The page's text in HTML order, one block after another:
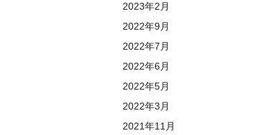
2023年2月
2022年9月
2022年7月
2022年6月
2022年5月
2022年3月
2021年11月